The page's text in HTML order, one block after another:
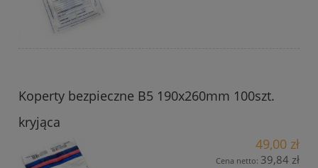
Koperty bezpieczne B5 190x260mm 100szt.
kryjąca
49,00 zł
Cena netto: 39,84 zł